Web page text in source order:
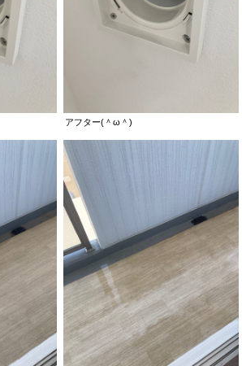
アフター(＾ω＾)